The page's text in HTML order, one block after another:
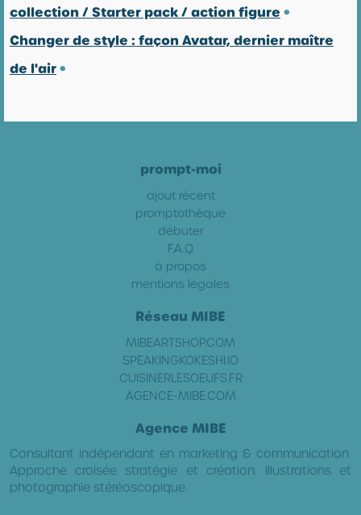
collection / Starter pack / action figure •
Changer de style : façon Avatar, dernier maître
de l'air•
prompt-moi
ajout récent
promptothèque
débuter
F.A.Q.
à propos
mentions légales
Réseau MIBE
MIBEARTSHOP.COM
SPEAKINGKOKESHI.IO
CUISINERLESOEUFS.FR
AGENCE-MIBE.COM
Agence MIBE
Consultant indépendant en marketing & communication.
Approche croisée stratégie et création. Illustrations et
photographie stéréoscopique.